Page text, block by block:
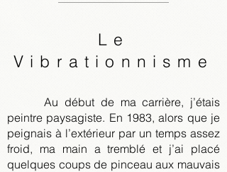
Le
Vibrationnisme
Au début de ma carrière, j’étais
peintre paysagiste. En 1983, alors que je
peignais à l’extérieur par un temps assez
froid, ma main a tremblé et j’ai placé
quelques coups de pinceau aux mauvais